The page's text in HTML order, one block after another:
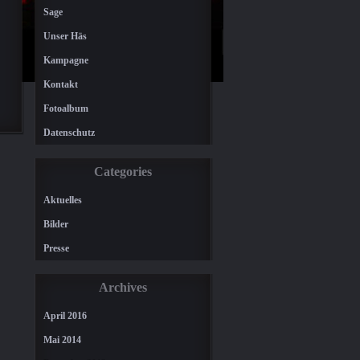
Sage
Unser Häs
Kampagne
Kontakt
Fotoalbum
Datenschutz
Categories
Aktuelles
Bilder
Presse
Archives
April 2016
Mai 2014